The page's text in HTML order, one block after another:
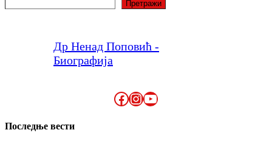
Претражи
Др Ненад Поповић -
Биографија
Facebook
Instagram
YouTube
Последње вести